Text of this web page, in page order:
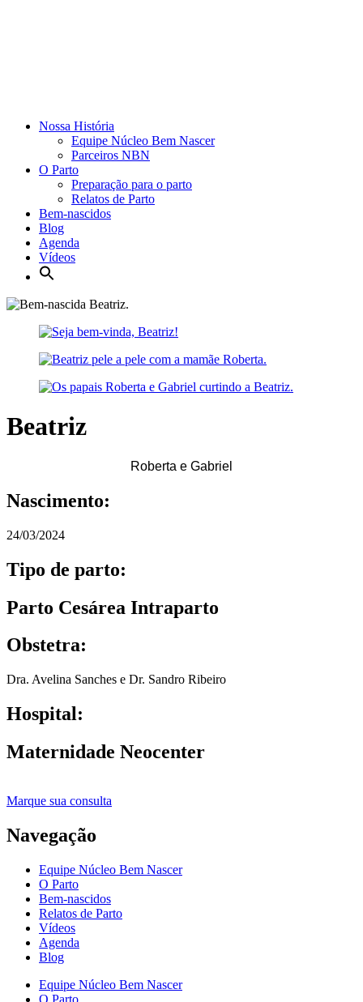
Nossa História
Equipe Núcleo Bem Nascer
Parceiros NBN
O Parto
Preparação para o parto
Relatos de Parto
Bem-nascidos
Blog
Agenda
Vídeos
Beatriz
Roberta e Gabriel
Nascimento:
24/03/2024
Tipo de parto:
Parto Cesárea Intraparto
Obstetra:
Dra. Avelina Sanches e Dr. Sandro Ribeiro
Hospital:
Maternidade Neocenter
Marque sua consulta
Navegação
Equipe Núcleo Bem Nascer
O Parto
Bem-nascidos
Relatos de Parto
Vídeos
Agenda
Blog
Equipe Núcleo Bem Nascer
O Parto